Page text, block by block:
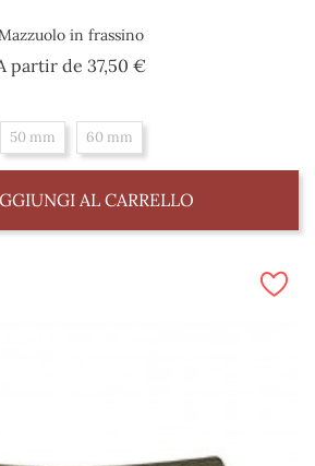
in frassino
partir de 37,50 €Prezzo
50 mm 60 mm
AL CARRELLO